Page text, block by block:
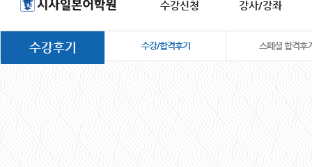
수강신청 강사/강좌
수강후기 수강/합격후기 스페셜 합격후